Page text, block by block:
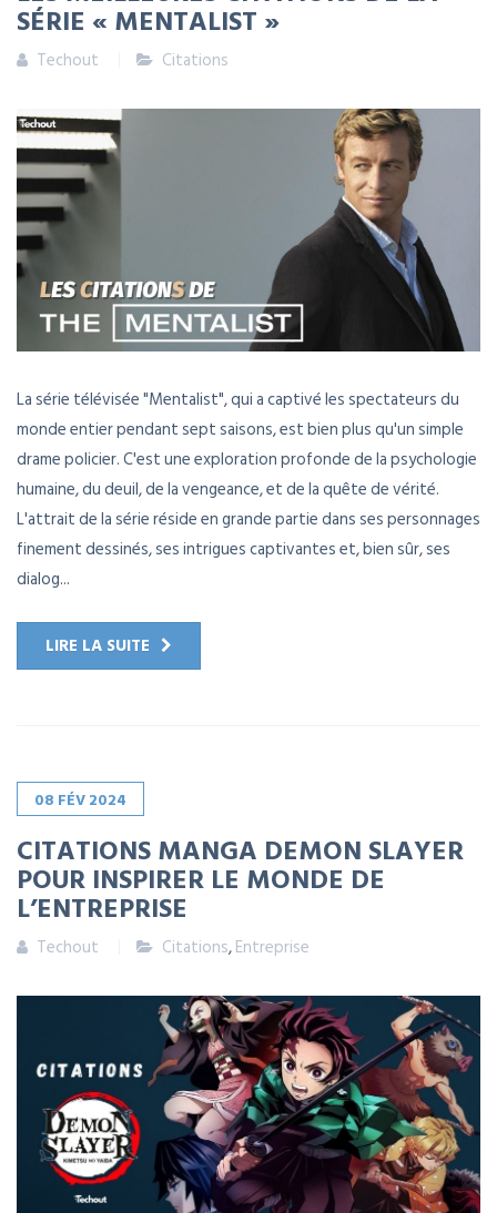
SÉRIE « MENTALIST »
Techout Citations
La série télévisée "Mentalist", qui a captivé les spectateurs du
monde entier pendant sept saisons, est bien plus qu'un simple
drame policier. C'est une exploration profonde de la psychologie
humaine, du deuil, de la vengeance, et de la quête de vérité.
L'attrait de la série réside en grande partie dans ses personnages
finement dessinés, ses intrigues captivantes et, bien sûr, ses
dialog...
LIRE LA SUITE
08 FÉV2024
CITATIONS MANGA DEMON SLAYER
POUR INSPIRER LE MONDE DE
L’ENTREPRISE
Techout Citations,Entreprise